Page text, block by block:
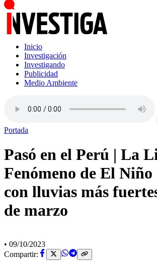
Inicio
Investigación
Investigando
Publicidad
Medio Ambiente
Portada
Pasó en el Perú | La
Fenómeno de El Niño
con lluvias más
de marzo
• 09/10/2023
Compartir: